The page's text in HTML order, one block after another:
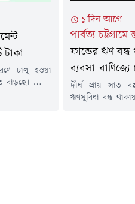
চালু হওয়া
ব্যাংক
১ দিন আগে
পার্বত্য চট্টগ্রামে
ফান্ডের ঋণ
ব্যবসা-
দীর্ঘ প্রায় সাত
ঋণসুবিধা বন্ধ